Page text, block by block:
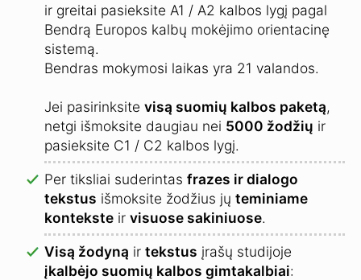
ir greitai pasieksite A1 / A2 kalbos lygį pagal
Bendrą Europos kalbų mokėjimo orientacinę
sistemą.
Bendras mokymosi laikas yra 21 valandos.
Jei pasirinksite visą suomių kalbos paketą,
netgi išmoksite daugiau nei 5000 žodžių ir
pasieksite C1 / C2 kalbos lygį.
Per tiksliai suderintas frazes ir dialogo
tekstus išmoksite žodžius jų teminiame
kontekste ir visuose sakiniuose.
Visą žodyną ir tekstus įrašų studijoje
įkalbėjo suomių kalbos gimtakalbiai: